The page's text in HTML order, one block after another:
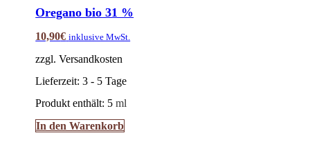
Oregano bio 31 %
10,90€ inklusive MwSt.
zzgl. Versandkosten
Lieferzeit:3 - 5 Tage
Produkt enthält: 5ml
In den Warenkorb